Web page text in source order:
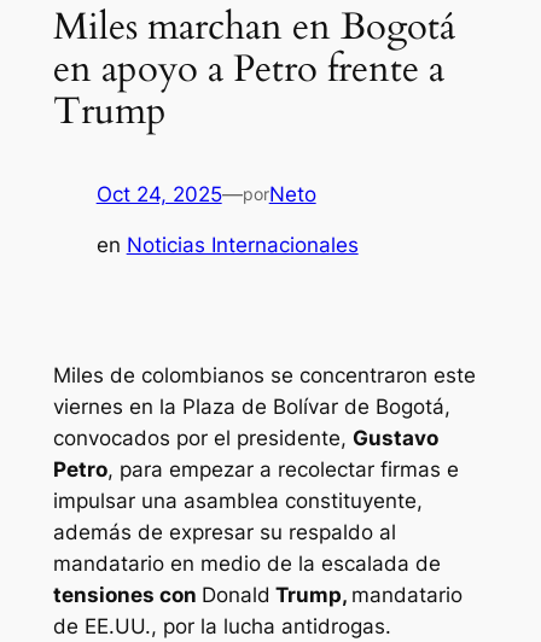
Miles marchan en Bogotá
en apoyo a Petro frente a
Trump
Oct 24, 2025—porNeto
en Noticias Internacionales
Miles de colombianos se concentraron este
viernes en la Plaza de Bolívar de Bogotá,
convocados por el presidente, Gustavo
Petro, para empezar a recolectar firmas e
impulsar una asamblea constituyente,
además de expresar su respaldo al
mandatario en medio de la escalada de
tensiones con Donald Trump, mandatario
de EE.UU., por la lucha antidrogas.